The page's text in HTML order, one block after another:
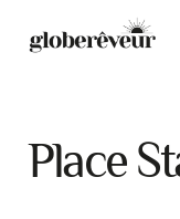
Place